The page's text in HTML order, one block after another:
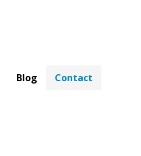
Blog Contact